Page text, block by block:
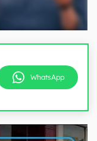
WhatsApp